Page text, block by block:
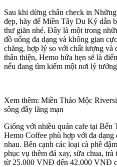
Sau khi dừng chân check in
đẹp, hãy để Miền Tây Du Ký dẫn
thư giãn nhé. Đây là một trong
đồ uống đa dạng và không gian
chăng, hợp lý so với chất lượng và
thân thiện, Hemo hứa hẹn sẽ là
nếu đang tìm kiếm một nơi lý
Xem thêm: Miền Thảo Mộc
sông đầy lãng mạn
Giống với nhiều quán cafe tại Bến
Hemo Coffee phù hợp với đa
nhau. Bên cạnh các loại cà phê
phục vụ thêm đá xay, sữa chua,
từ 25.000 VNĐ đến 42.000 VNĐ